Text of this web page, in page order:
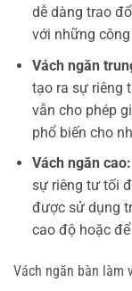
dễ dàng trao
với những
Vách ngăn
tạo ra sự riêng
vẫn cho phép
phổ biến cho
Vách ngăn cao:
sự riêng tư tối
được sử dụng
cao độ hoặc
Vách ngăn bàn làm